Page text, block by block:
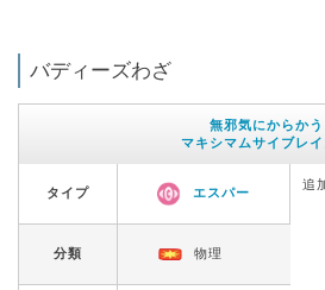
バディーズわざ
無邪気にからかう
マキシマムサイブレ
タイプ エスパー
追
分類 物理